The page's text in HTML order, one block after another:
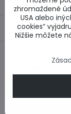
Popis
0917
Technické
zhromaždené
USA alebo
cookies“
Nižšie môžete